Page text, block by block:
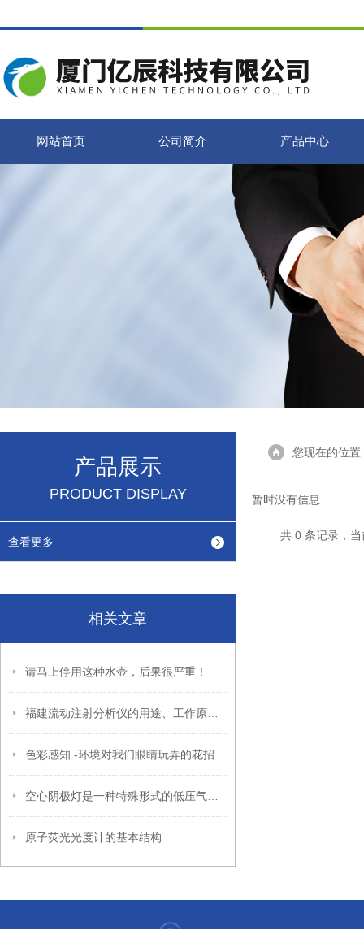
网站首页 公司简介 产品中心
产品展示
PRODUCT DISPLAY
查看更多
相关文章
请马上停用这种水壶，后果很严重！
色彩感知 -环境对我们眼睛玩弄的花招
原子荧光光度计的基本结构
您现在的位置
暂时没有信息
共 0 条记录，